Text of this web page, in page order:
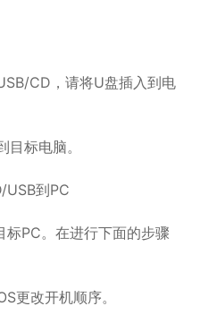
CD，请将U盘插入到电
标电脑。
USB到PC
标PC。在进行下面的步骤
更改开机顺序。